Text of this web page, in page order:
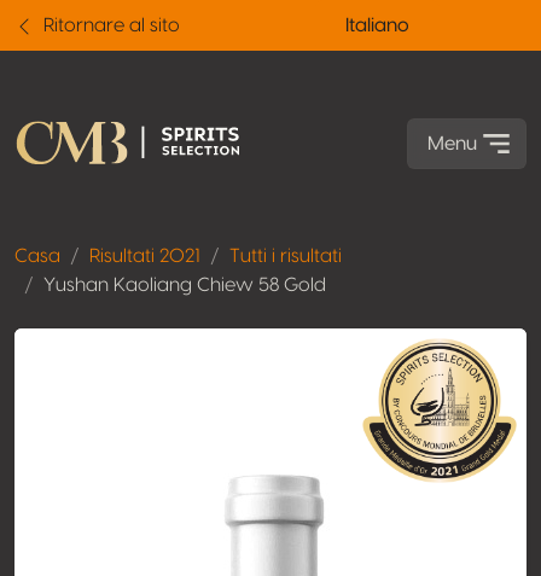
Ritornare al sito Italiano
Menu
Casa Risultati 2021
Tutti i risultati
Yushan Kaoliang Chiew 58 Gold